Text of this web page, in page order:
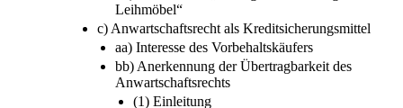
bb) Problem der „Zwangsvollstreckung in
Leihmöbel“
c) Anwartschaftsrecht als Kreditsicherungsmittel
aa) Interesse des Vorbehaltskäufers
bb) Anerkennung der Übertragbarkeit des
Anwartschaftsrechts